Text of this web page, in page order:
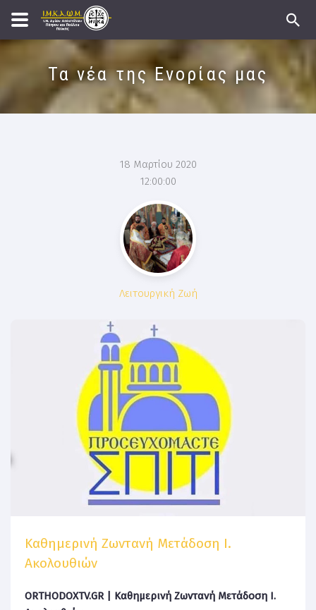
Τα νέα της Ενορίας μας
18 Μαρτίου 2020
12:00:00
Λειτουργική Ζωή
Καθημερινή Ζωντανή Μετάδοση Ι.
Ακολουθιών
ORTHODOXTV.GR | Καθημερινή Ζωντανή Μετάδοση Ι.